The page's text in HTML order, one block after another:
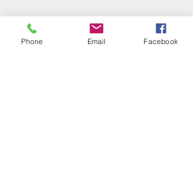
¿Necesitas equipar tu
ferretería?
Phone Email Facebook